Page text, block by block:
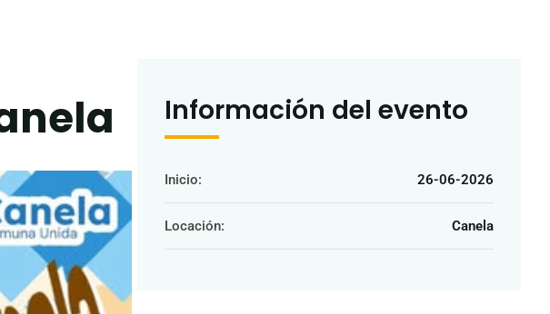
Información del evento
Inicio: 26-06-2026
Locación: Canela